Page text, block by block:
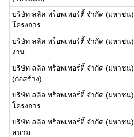
บริษัท ลลิล พร็อพเพอร์ตี้ จำกัด (มหาชน)
โครงการ
บริษัท ลลิล พร็อพเพอร์ตี้ จำกัด (มหาชน)
งาน
บริษัท ลลิล พร็อพเพอร์ตี้ จำกัด (มหาชน)
(ก่อสร้าง)
บริษัท ลลิล พร็อพเพอร์ตี้ จำกัด (มหาชน)
โครงการ
บริษัท ลลิล พร็อพเพอร์ตี้ จำกัด (มหาชน)
สนาม